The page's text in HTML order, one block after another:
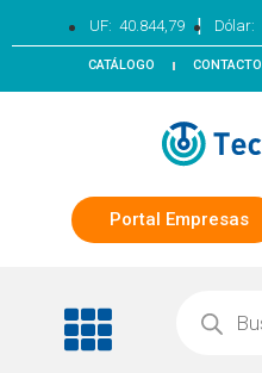
UF: 40.844,79 | Dólar:
CATÁLOGO CONTACTO
Portal Empresas